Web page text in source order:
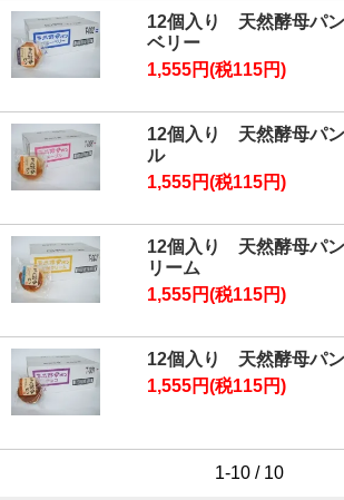
12個入り 天然酵母パ
ベリー
1,555円(税115円)
12個入り 天然酵母パ
ル
1,555円(税115円)
12個入り 天然酵母パ
リーム
1,555円(税115円)
12個入り 天然酵母パ
1,555円(税115円)
1-10 / 10